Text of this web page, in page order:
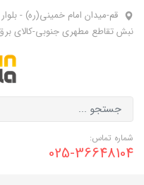
قم-میدان امام خمینی(ره) -
نبش تقاطع مطهری جنوبی-کالای
شماره تماس:
025-36648104